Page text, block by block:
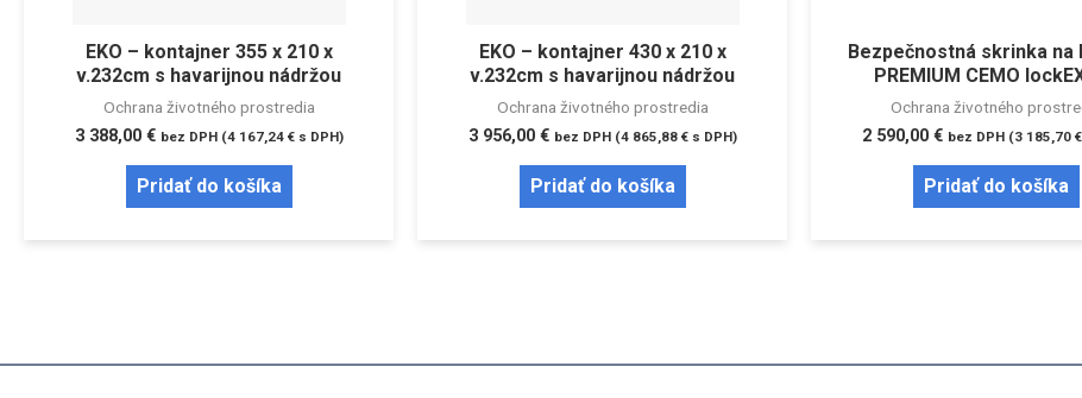
EKO – kontajner 355 x 210 x
v.232cm s havarijnou nádržou
Ochrana životného prostredia
3 388,00 € bez DPH (4 167,24 €s DPH)
Pridať do košíka
EKO – kontajner 430 x 210 x
v.232cm s havarijnou nádržou
Ochrana životného prostredia
3 956,00 € bez DPH (4 865,88 €s DPH)
Pridať do košíka
Bezpečnostná skrinka na
PREMIUM CEMO
Ochrana životného
2 590,00 € bez DPH (3 185,70 €
Pridať do košíka